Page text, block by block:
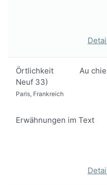
Örtlichkeit
Au
Neuf 33)
Paris, Frankreich
Erwähnungen im Text